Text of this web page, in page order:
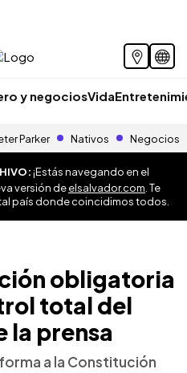
y negociosVida
Parker Nativos Negocios
¡Estás navegando en el
versión deelsalvador.com . Te
país donde coincidimos todos.
obligatoria
total del
la prensa
a la Constitución